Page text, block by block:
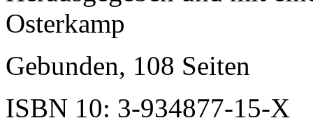
Osterkamp
Gebunden, 108 Seiten
ISBN 10: 3-934877-15-X